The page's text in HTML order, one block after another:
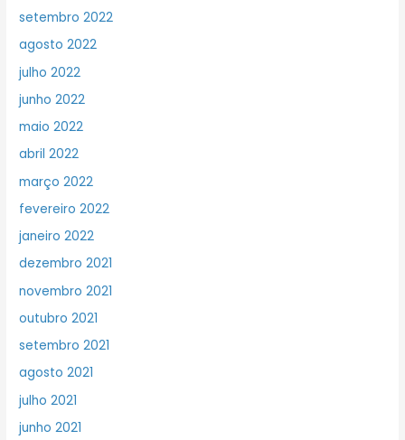
setembro 2022
agosto 2022
julho 2022
junho 2022
maio 2022
abril 2022
março 2022
fevereiro 2022
janeiro 2022
dezembro 2021
novembro 2021
outubro 2021
setembro 2021
agosto 2021
julho 2021
junho 2021